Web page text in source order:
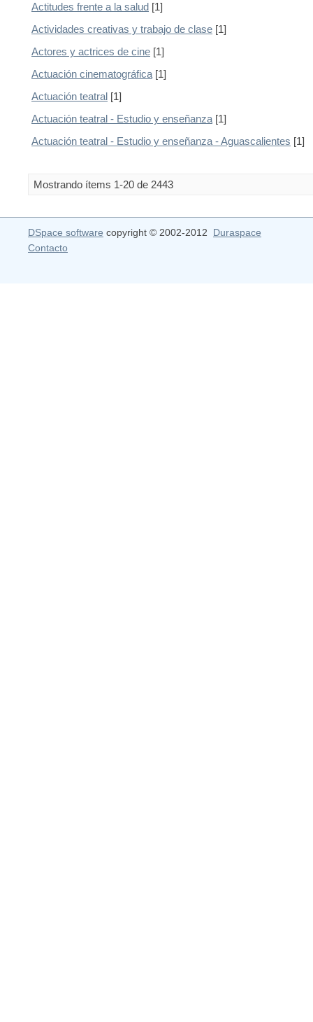
Actitudes frente a la salud [1]
Actividades creativas y trabajo de clase [1]
Actores y actrices de cine [1]
Actuación cinematográfica [1]
Actuación teatral [1]
Actuación teatral - Estudio y enseñanza [1]
Actuación teatral - Estudio y enseñanza - Aguascalientes [1]
Mostrando ítems 1-20 de 2443
DSpace software copyright © 2002-2012 Duraspace
Contacto